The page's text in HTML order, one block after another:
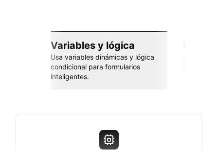
Variables y lógica
Usa variables dinámicas y lógica
condicional para formularios
inteligentes.